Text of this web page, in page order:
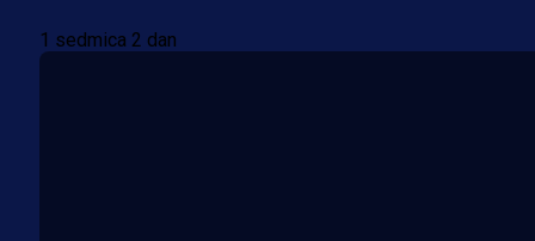
1 sedmica 2 dan